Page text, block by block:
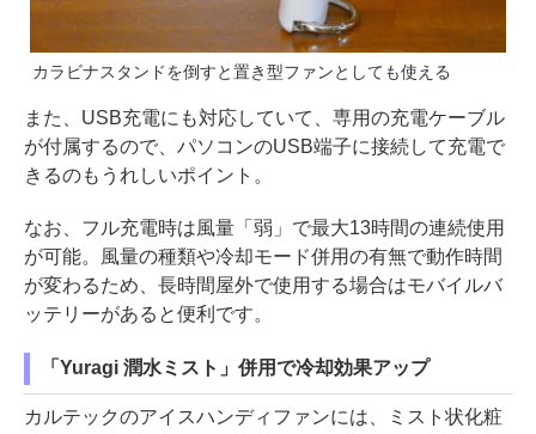
カラビナスタンドを倒すと置き型ファンとしても使える
また、USB充電にも対応していて、専用の充電ケーブル
が付属するので、パソコンのUSB端子に接続して充電で
きるのもうれしいポイント。
なお、フル充電時は風量「弱」で最大13時間の連続使用
が可能。風量の種類や冷却モード併用の有無で動作時間
が変わるため、長時間屋外で使用する場合はモバイルバ
ッテリーがあると便利です。
「Yuragi 潤水ミスト」併用で冷却効果アップ
カルテックのアイスハンディファンには、ミスト状化粧